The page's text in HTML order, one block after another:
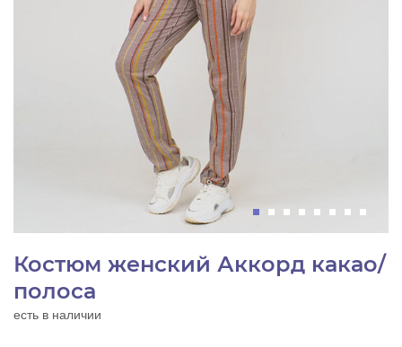
Костюм женский Аккорд какао/
полоса
есть в наличии